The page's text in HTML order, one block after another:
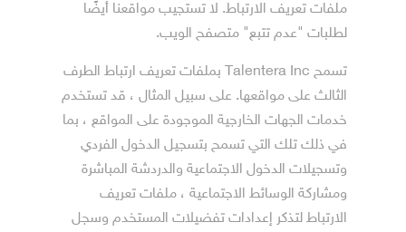
ملفات تعريف الارتباط. لا تستجيب مواقعنا أيضًا
لطلبات "عدم تتبع" متصفح الويب.
تسمح Talentera Inc بملفات تعريف ارتباط الطرف
الثالث على مواقعها. على سبيل المثال ، قد تستخدم
خدمات الجهات الخارجية الموجودة على المواقع ، بما
في ذلك تلك التي تسمح بتسجيل الدخول الفردي
وتسجيلات الدخول الاجتماعية والدردشة المباشرة
ومشاركة الوسائط الاجتماعية ، ملفات تعريف
الارتباط لتذكر إعدادات تفضيلات المستخدم وسجل